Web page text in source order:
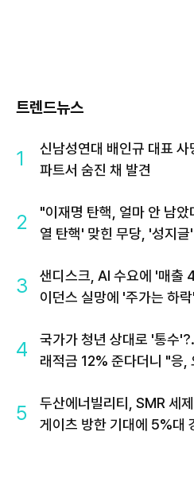
트렌드뉴스
1
신남성연대 배인규 대표
파트서 숨진 채 발견
2
"이재명 탄핵, 얼마 안 남았
열 탄핵' 맞힌 무당, '성지글
3
샌디스크, AI 수요에 '매출
이던스 실망에 '주가는 하락'
4
국가가 청년 상대로 '통수
래적금 12% 준다더니 "응,
5
두산에너빌리티, SMR 세제
게이츠 방한 기대에 5%대